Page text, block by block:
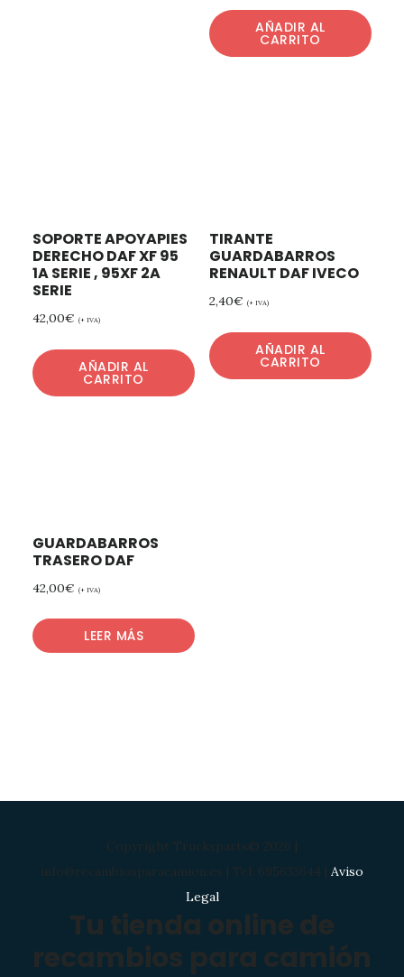
AÑADIR AL
CARRITO
SOPORTE APOYAPIES
DERECHO DAF XF 95
1A SERIE , 95XF 2A
SERIE
42,00€ (+ IVA)
AÑADIR AL
CARRITO
TIRANTE
GUARDABARROS
RENAULT DAF IVECO
2,40€ (+ IVA)
AÑADIR AL
CARRITO
GUARDABARROS
TRASERO DAF
42,00€ (+ IVA)
LEER MÁS
Copyright Trucksparts© 2026 |
info@recambiosparacamion.es | Tel: 695633644 | Aviso
Legal
Tu tienda online de
recambios para camión